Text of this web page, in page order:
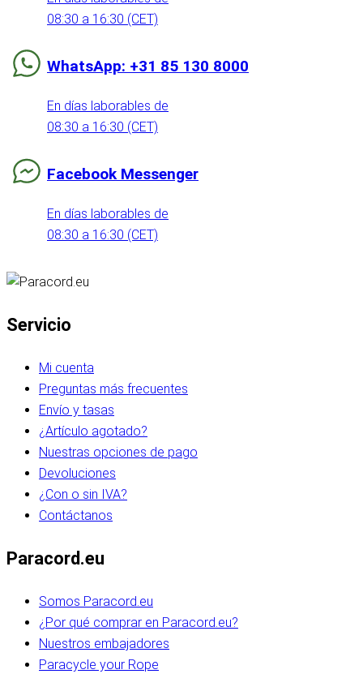
08:30 a 16:30 (CET)
WhatsApp: +31 85 130 8000
En días laborables de
08:30 a 16:30 (CET)
Facebook Messenger
En días laborables de
08:30 a 16:30 (CET)
Servicio
Mi cuenta
Preguntas más frecuentes
Envío y tasas
¿Artículo agotado?
Nuestras opciones de pago
Devoluciones
¿Con o sin IVA?
Contáctanos
Paracord.eu
Somos Paracord.eu
¿Por qué comprar en Paracord.eu?
Nuestros embajadores
Paracycle your Rope